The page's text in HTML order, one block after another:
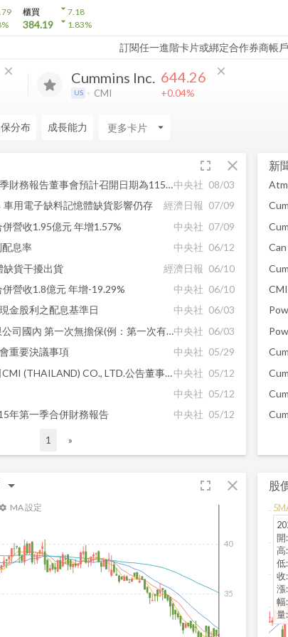
%
櫃買
384.19
arrow_drop_down7.18
arrow_drop_down1.83%
訂閱任一進階卡片或綁定合作券商帳
close Cummins Inc.
US CMI
644.26
+0.04%
close
分布 成長能力 arrow_drop_down
fullscreen close
【公告】圓裕115年度第二季財務報告董事會預計召開日期為115年08月11日中央社 08/03
用電子缺料記憶體缺貨影響仍存
經濟日報 07/09
併營收1.95億元 年增1.57%
中央社 07/09
配息率
中央社 06/12
缺貨干擾出貨
經濟日報 06/10
併營收1.8億元 年增-19.29%
中央社 06/10
金股利之配息基準日
中央社 06/03
【公告】圓裕企業股份有限公司國內 第一次無擔保(例：第一次有擔保)轉(交)換公司債(簡稱：圓裕一，代碼：68351) 停止受理轉交換等相關事項。中央社 06/03
重要決議事項
中央社 05/29
【公告】圓裕代重要子公司CMI (THAILAND) CO., LTD.公告董事會決議通過辦理現金增資事宜中央社 05/12
中央社 05/12
年第一季合併財務報告
中央社 05/12
1 »
新
fullscreen close
35
40
settings MA 設定
股
開:
高:
低:
收:
漲:
幅:
量:
5